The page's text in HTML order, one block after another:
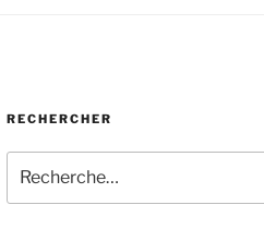
RECHERCHER
pour
: